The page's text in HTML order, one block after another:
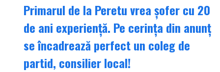
Primarul de la Peretu vrea șofer cu 20
de ani experiență. Pe cerința din anunț
se încadrează perfect un coleg de
partid, consilier local!